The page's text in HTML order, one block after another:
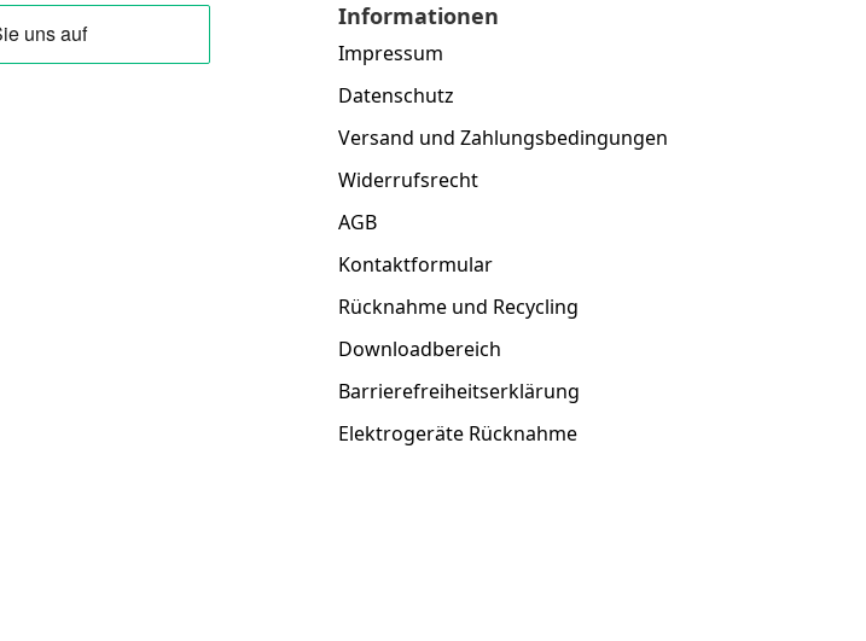
Informationen
Impressum
Datenschutz
Versand und Zahlungsbedingungen
Widerrufsrecht
AGB
Kontaktformular
Rücknahme und Recycling
Downloadbereich
Barrierefreiheitserklärung
Elektrogeräte Rücknahme